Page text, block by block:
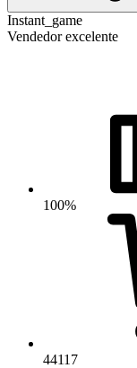
Instant_game
Vendedor excelente
100%
44117